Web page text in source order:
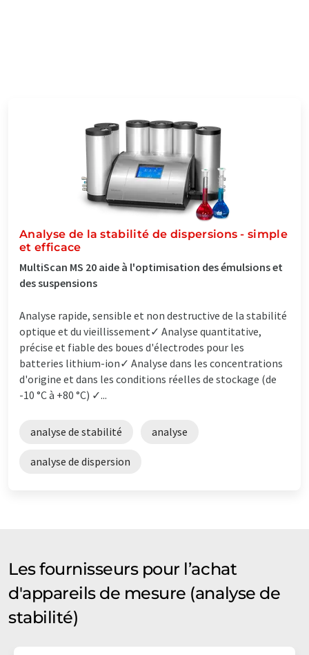
Analyse de la stabilité de dispersions - simple
et efficace
MultiScan MS 20 aide à l'optimisation des émulsions et
des suspensions
Analyse rapide, sensible et non destructive de la stabilité
optique et du vieillissement✓ Analyse quantitative,
précise et fiable des boues d'électrodes pour les
batteries lithium-ion✓ Analyse dans les concentrations
d'origine et dans les conditions réelles de stockage (de
-10 °C à +80 °C) ✓...
analyse de stabilité analyse
analyse de dispersion
Les fournisseurs pour l’achat
d'appareils de mesure (analyse de
stabilité)